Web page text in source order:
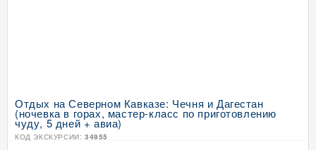
Отдых на Северном Кавказе: Чечня и Дагестан
(ночевка в горах, мастер-класс по приготовлению
чуду, 5 дней + авиа)
КОД ЭКСКУРСИИ: 34955